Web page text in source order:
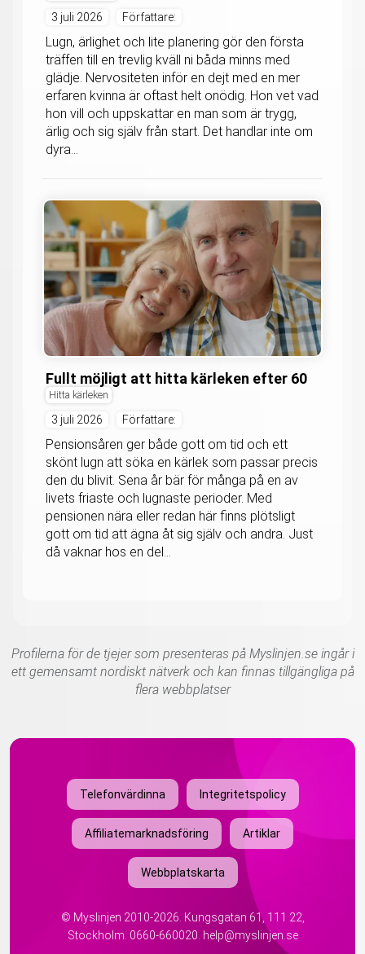
3 juli 2026 Författare:
Lugn, ärlighet och lite planering gör den första
träffen till en trevlig kväll ni båda minns med
glädje. Nervositeten inför en dejt med en mer
erfaren kvinna är oftast helt onödig. Hon vet vad
hon vill och uppskattar en man som är trygg,
ärlig och sig själv från start. Det handlar inte om
dyra...
Fullt möjligt att hitta kärleken efter 60
Hitta kärleken
3 juli 2026 Författare:
Pensionsåren ger både gott om tid och ett
skönt lugn att söka en kärlek som passar precis
den du blivit. Sena år bär för många på en av
livets friaste och lugnaste perioder. Med
pensionen nära eller redan här finns plötsligt
gott om tid att ägna åt sig själv och andra. Just
då vaknar hos en del...
Profilerna för de tjejer som presenteras på Myslinjen.se ingår i
ett gemensamt nordiskt nätverk och kan finnas tillgängliga på
flera webbplatser
Telefonvärdinna Integritetspolicy
Affiliatemarknadsföring Artiklar
Webbplatskarta
© Myslinjen 2010-2026. Kungsgatan 61, 111 22,
Stockholm. 0660-660020 help@myslinjen.se